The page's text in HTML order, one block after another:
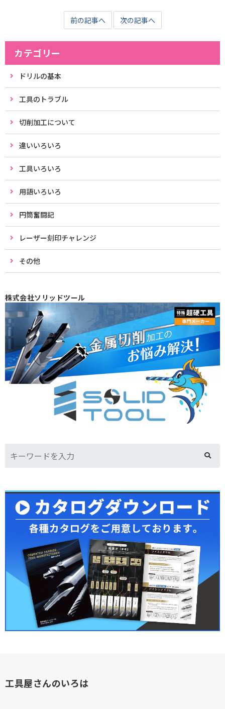
前の記事へ 次の記事へ
カテゴリー
ドリルの基本
工具のトラブル
切削加工について
違いいろいろ
工具いろいろ
用語いろいろ
円筒奮闘記
レーザー刻印チャレンジ
その他
株式会社ソリッドツール
工具屋さんのいろは